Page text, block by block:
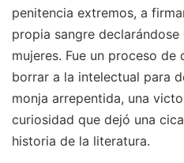
penitencia extremos, a
propia sangre
mujeres. Fue un proceso de
borrar a la intelectual para
monja arrepentida, una
curiosidad que dejó una
historia de la literatura.